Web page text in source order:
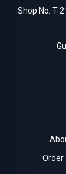
Shop No. T-
Order